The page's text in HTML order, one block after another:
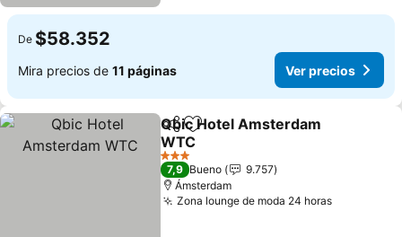
De $58.352
Mira precios de 11 páginas Ver precios
CompartirAgregar a favoritos
Qbic Hotel Amsterdam
WTC
Ver precios
3 Estrellas
7,9 Bueno
9.757
Ámsterdam
Zona lounge de moda 24 horasVer